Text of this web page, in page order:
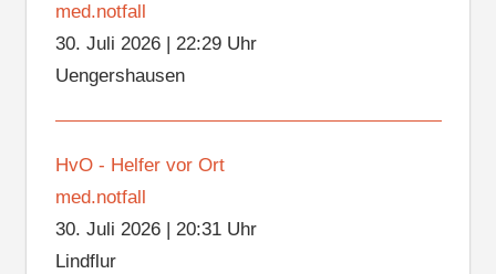
med.notfall
30. Juli 2026| 22:29 Uhr
Uengershausen
HvO - Helfer vor Ort
med.notfall
30. Juli 2026| 20:31 Uhr
Lindflur